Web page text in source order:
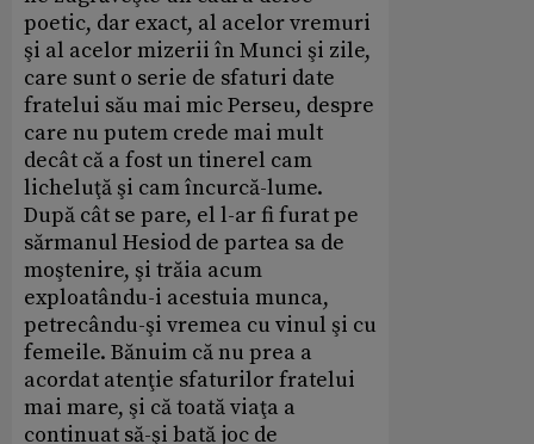
poetic, dar exact, al acelor vremuri
şi al acelor mizerii în Munci şi zile,
care sunt o serie de sfaturi date
fratelui său mai mic Perseu, despre
care nu putem crede mai mult
decât că a fost un tinerel cam
licheluţă şi cam încurcă-lume.
După cât se pare, el l-ar fi furat pe
sărmanul Hesiod de partea sa de
moştenire, şi trăia acum
exploatându-i acestuia munca,
petrecându-şi vremea cu vinul şi cu
femeile. Bănuim că nu prea a
acordat atenţie sfaturilor fratelui
mai mare, şi că toată viaţa a
continuat să-şi bată joc de